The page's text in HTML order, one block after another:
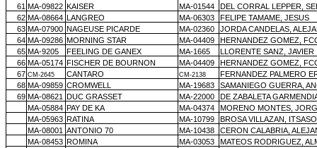
61 MA-09822 KAISER MA-01544
DEL CORRAL LEPPER,
62 MA-08664 LANGREO MA-06303
FELIPE TAMAME, JESUS
63 MA-07900 NAGEUSE PICARDE MA-02360
JORDA CANDELAS,
64 MA-09286 MORNING STAR MA-04409
HERNANDEZ GOMEZ,
65 MA-9205 FEELING DE GANEX MA-1665
LLORENTE SANZ, JAVIER
66 MA-05174 FISCHER DE BOURNON MA-04409
HERNANDEZ GOMEZ,
67 CM-2645 CANTARO CM-2138
FERNANDEZ PALMERO
68 MA-09859 CROMWELL MA-19683
SAMANIEGO GUERRA,
69 MA-08621 DUC GRASSET MA-22000
DE ZABALETA
MA-05884 PAY DE KA MA-04374
MORENO MONTES,
MA-05963 RATINA MA-10799
BROSA VILLAZAN, ITSASO
MA-08001 ANTONIO 70 MA-10438
CERON CALABRIA,
MA-08453 ROMINA MA-03053
MATEOS RODRIGUEZ,